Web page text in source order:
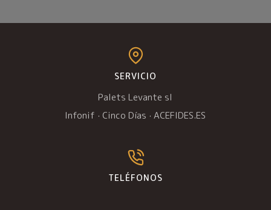
SERVICIO
Palets Levante sl
Infonif ·Cinco Días ·ACEFIDES.ES
TELÉFONOS